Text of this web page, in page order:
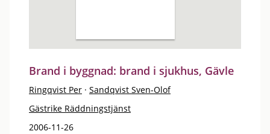
Brand i byggnad: brand i sjukhus, Gävle
Ringqvist Per · Sandqvist Sven-Olof
Gästrike Räddningstjänst
2006-11-26